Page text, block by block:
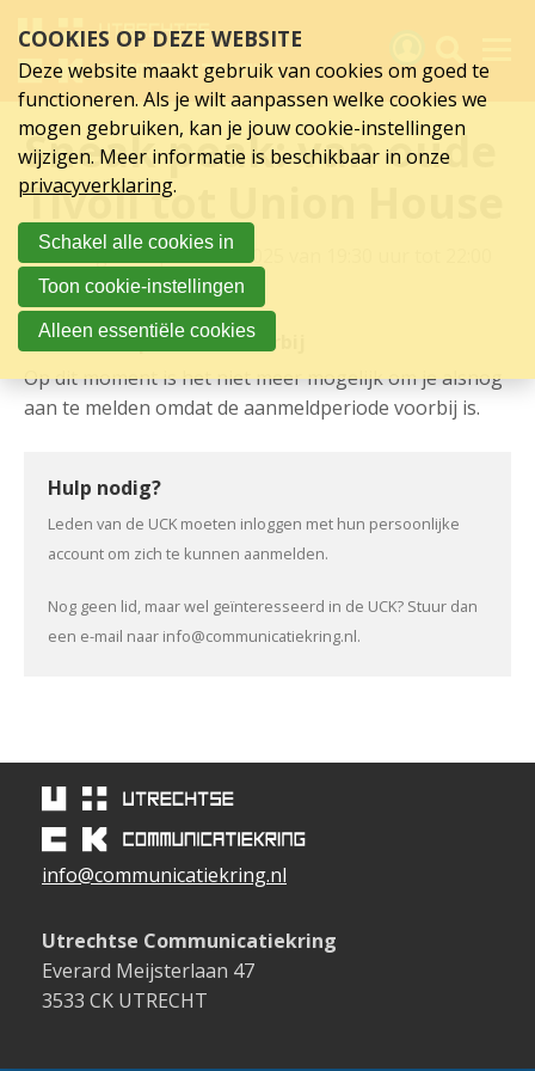
Detailpagina
activiteit
links
over
Spring
hoofd
inhoud
Spring
naar
hoofdnavigatie
Sneak peak: van oude
Tivoli tot Union House
maandag 29 september 2025 van 19:30 uur tot 22:00
uur
De aanmeldperiode is voorbij
Op dit moment is het niet meer mogelijk om je alsnog
aan te melden omdat de aanmeldperiode voorbij is.
Hulp nodig?
Leden van de UCK moeten inloggen met hun persoonlijke
account om zich te kunnen aanmelden.
Nog geen lid, maar wel geïnteresseerd in de UCK? Stuur dan
een e-mail naar info@communicatiekring.nl.
info@communicatiekring.nl
Utrechtse Communicatiekring
Everard Meijsterlaan 47
3533 CK UTRECHT
Activiteiten
Nieuws
Verslagen
Sluit je aan
Over UCK
COOKIES OP DEZE WEBSITE
Deze website maakt gebruik van cookies om goed te
functioneren. Als je wilt aanpassen welke cookies we
mogen gebruiken, kan je jouw cookie-instellingen
wijzigen. Meer informatie is beschikbaar in onze
privacyverklaring.
Schakel alle cookies in
Toon cookie-instellingen
Alleen essentiële cookies